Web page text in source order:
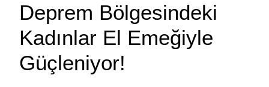
Deprem Bölgesindeki
Kadınlar El Emeğiyle
Güçleniyor!